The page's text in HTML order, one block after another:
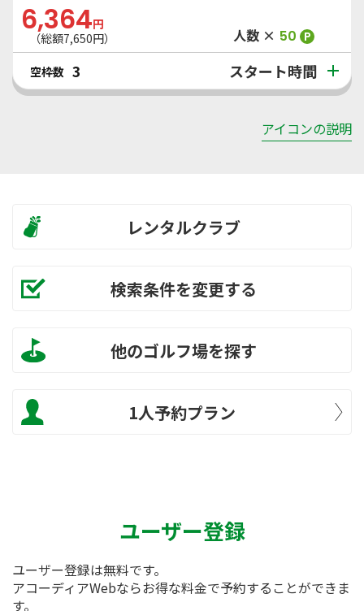
6,364円
（総額7,650円） 人数 × 50 P
空枠数 3 スタート時間
アイコンの説明
レンタルクラブ
検索条件を変更する
他のゴルフ場を探す
1人予約プラン
ユーザー登録
ユーザー登録は無料です。
アコーディアWebならお得な料金で予約することができま
す。